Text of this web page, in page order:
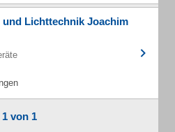
Lichttechnik Joachim
1 von 1